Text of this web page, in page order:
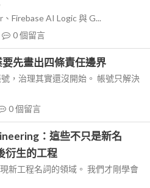
Firebase AI Logic 與 G...
0個留言
先畫出四條責任邊界
，治理其實還沒開始。 帳號只解決
0個留言
：這些不只是新名
衍生的工程
新工程名詞的領域。 我們才剛學會